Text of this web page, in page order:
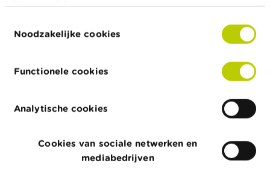
hierraadplegen.
Noodzakelijke cookies
Functionele cookies
Analytische cookies
Cookies van sociale netwerken en
mediabedrijven